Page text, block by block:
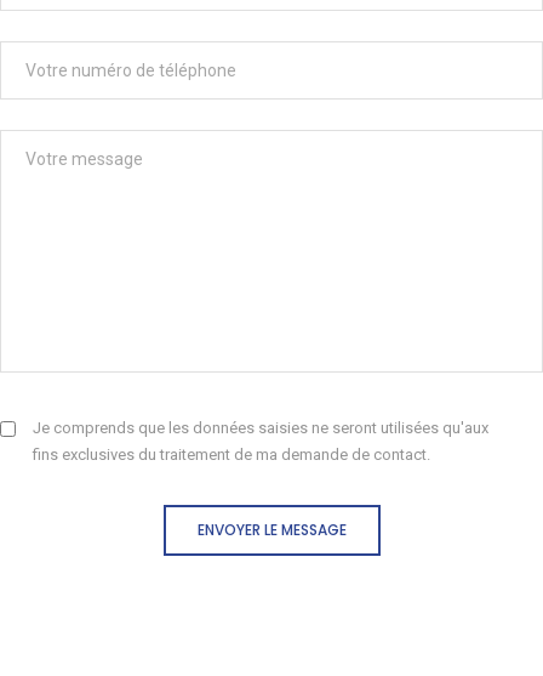
Je comprends que les données saisies ne seront utilisées qu'aux
fins exclusives du traitement de ma demande de contact.
ENVOYER LE MESSAGE